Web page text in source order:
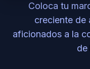
Coloca tu
creciente de
aficionados a la
de